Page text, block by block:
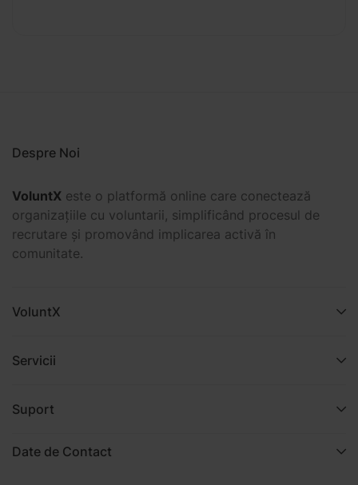
Despre Noi
VoluntX este o platformă online care conectează
organizațiile cu voluntarii, simplificând procesul de
recrutare și promovând implicarea activă în
comunitate.
VoluntX
Servicii
Suport
Date de Contact